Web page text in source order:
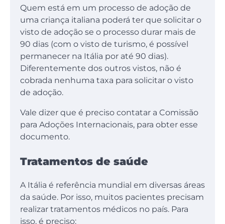
Quem está em um processo de adoção de
uma criança italiana poderá ter que solicitar o
visto de adoção se o processo durar mais de
90 dias (com o visto de turismo, é possível
permanecer na Itália por até 90 dias).
Diferentemente dos outros vistos, não é
cobrada nenhuma taxa para solicitar o visto
de adoção.
Vale dizer que é preciso contatar a Comissão
para Adoções Internacionais, para obter esse
documento.
Tratamentos de saúde
A Itália é referência mundial em diversas áreas
da saúde. Por isso, muitos pacientes precisam
realizar tratamentos médicos no país. Para
isso, é preciso: